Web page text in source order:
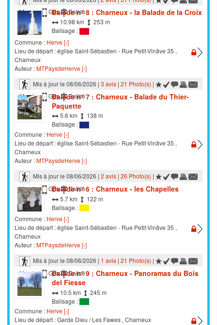
Marche
Gps Balisé
Balade n° 8 : Charneux - la Balade de la Croix
10.98 km
253 m
Balisage :
Commune : Herve [›]
Lieu de départ : église Saint-Sébastien - Rue Petit-Vinâve 35 ,
Charneux
Auteur :MTPaysdeHerve [›]
Mis à jour le 08/06/2026 | 3 avis| 21 Photo(s) |
Marche
Gps Balisé
Balade n° 7 : Charneux - Balade du Thier-
Paquette
5.6 km
138 m
Balisage :
Commune : Herve [›]
Lieu de départ : église Saint-Sébastien - Rue Petit-Vinâve 35 ,
Charneux
Auteur :MTPaysdeHerve [›]
Mis à jour le 08/06/2026 | 2 avis| 26 Photo(s) |
Marche
Gps Balisé
Balade n° 6 : Charneux - les Chapelles
5.7 km
122 m
Balisage :
Commune : Herve [›]
Lieu de départ : église Saint-Sébastien - Rue Petit-Vinâve 35 ,
Charneux
Auteur :MTPaysdeHerve [›]
Mis à jour le 08/06/2026 | 1 avis| 21 Photo(s) |
Marche
Gps Balisé
Balade n° 9 : Charneux - Panoramas du Bois
del Fiesse
10.5 km
245 m
Balisage :
Commune : Herve [›]
Lieu de départ : Garde Dieu / Les Fawes , Charneux